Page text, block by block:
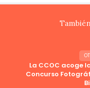
La CCOC acoge
Concurso